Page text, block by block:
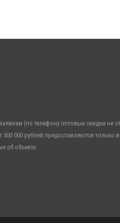
(по телефону оптовые скидки не
000 рублей предоставляются только в
об объекте.